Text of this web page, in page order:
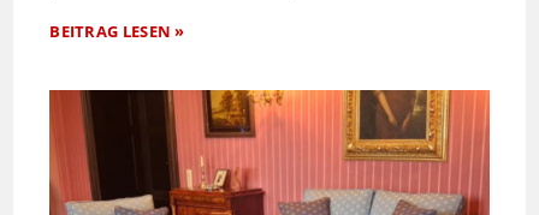
BEITRAG LESEN »